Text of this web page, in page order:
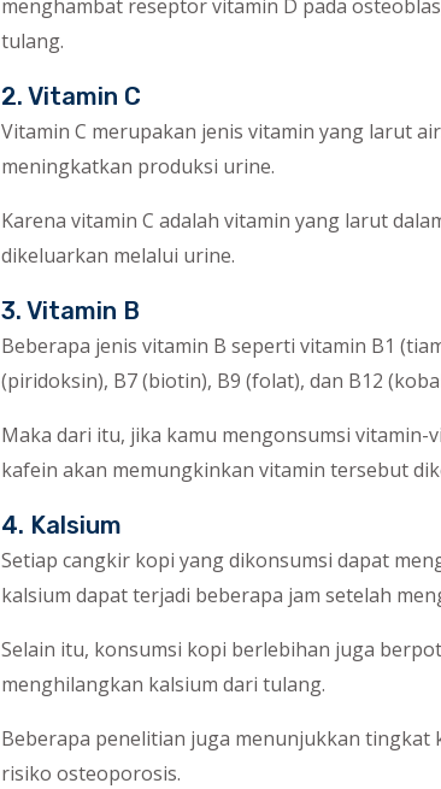
menghambat reseptor vitamin D pada
tulang.
2. Vitamin C
Vitamin C merupakan jenis vitamin yang larut
meningkatkan produksi urine.
Karena vitamin C adalah vitamin yang larut
dikeluarkan melalui urine.
3. Vitamin B
Beberapa jenis vitamin B seperti vitamin B1
(piridoksin), B7 (biotin), B9 (folat), dan B12
Maka dari itu, jika kamu mengonsumsi
kafein akan memungkinkan vitamin tersebut
4. Kalsium
Setiap cangkir kopi yang dikonsumsi dapat
kalsium dapat terjadi beberapa jam setelah
Selain itu, konsumsi kopi berlebihan juga
menghilangkan kalsium dari tulang.
Beberapa penelitian juga menunjukkan
risiko osteoporosis.